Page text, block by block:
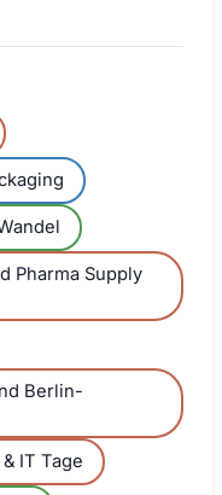
Pharma Supply
Berlin-
IT Tage